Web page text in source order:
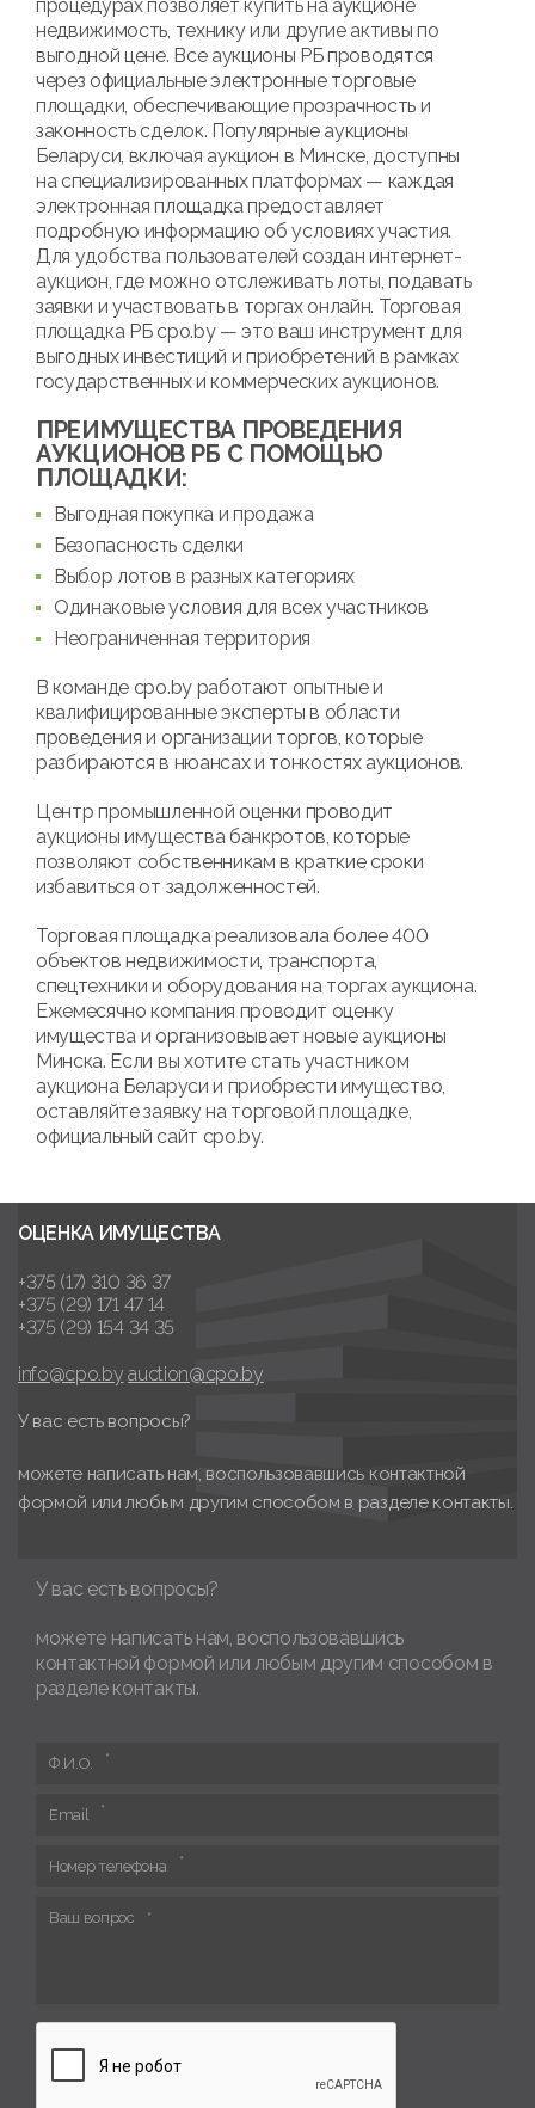
процедурах позволяет купить на аукционе
недвижимость, технику или другие активы по
выгодной цене. Все аукционы РБ проводятся
через официальные электронные торговые
площадки, обеспечивающие прозрачность и
законность сделок. Популярные аукционы
Беларуси, включая аукцион в Минске, доступны
на специализированных платформах — каждая
электронная площадка предоставляет
подробную информацию об условиях участия.
Для удобства пользователей создан интернет-
аукцион, где можно отслеживать лоты, подавать
заявки и участвовать в торгах онлайн. Торговая
площадка РБ cpo.by — это ваш инструмент для
выгодных инвестиций и приобретений в рамках
государственных и коммерческих аукционов.
ПРЕИМУЩЕСТВА ПРОВЕДЕНИЯ
АУКЦИОНОВ РБ С ПОМОЩЬЮ
ПЛОЩАДКИ:
Выгодная покупка и продажа
Безопасность сделки
Выбор лотов в разных категориях
Одинаковые условия для всех участников
Неограниченная территория
В команде cpo.by работают опытные и
квалифицированные эксперты в области
проведения и организации торгов, которые
разбираются в нюансах и тонкостях аукционов.
Центр промышленной оценки проводит
аукционы имущества банкротов, которые
позволяют собственникам в краткие сроки
избавиться от задолженностей.
Торговая площадка реализовала более 400
объектов недвижимости, транспорта,
спецтехники и оборудования на торгах аукциона.
Ежемесячно компания проводит оценку
имущества и организовывает новые аукционы
Минска. Если вы хотите стать участником
аукциона Беларуси и приобрести имущество,
оставляйте заявку на торговой площадке,
официальный сайт cpo.by.
ОЦЕНКА ИМУЩЕСТВА
+375 (17) 310 36 37
+375 (29) 171 47 14
+375 (29) 154 34 35
info@cpo.by auction@cpo.by
У вас есть вопросы?
можете написать нам, воспользовавшись контактной
формой или любым другим способом в разделе контакты.
У вас есть вопросы?
можете написать нам, воспользовавшись
контактной формой или любым другим способом в
разделе контакты.
Ф.И.О.
Email
Номер телефона
Ваш вопрос